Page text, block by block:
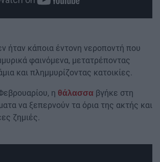
ήταν κάποια έντονη νεροποντή που
φαινόμενα, μετατρέποντας
και πλημμυρίζοντας κατοικίες.
η θάλασσα βγήκε στη
να ξεπερνούν τα όρια της ακτής και
ζημιές.